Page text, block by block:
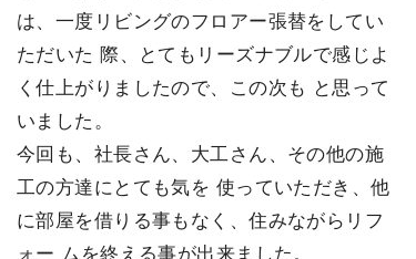
は、一度リビングのフロアー張替をしてい
ただいた 際、とてもリーズナブルで感じよ
く仕上がりましたので、この次も と思って
いました。
今回も、社長さん、大工さん、その他の施
工の方達にとても気を 使っていただき、他
に部屋を借りる事もなく、住みながらリフ
ォー ムを終える事が出来ました。